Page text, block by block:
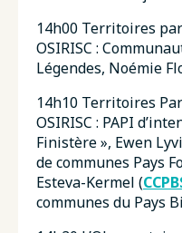
14h00 Territoires
OSIRISC :
Légendes, Noémie
14h10 Territoires
OSIRISC : PAPI
Finistère », Ewen
de communes Pays
Esteva-Kermel (
communes du Pays